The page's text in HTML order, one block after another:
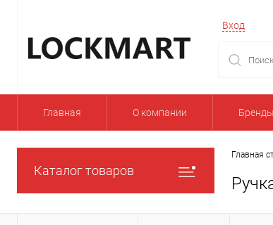
Вход
Главная О компании Бренды
Каталог товаров
Главная